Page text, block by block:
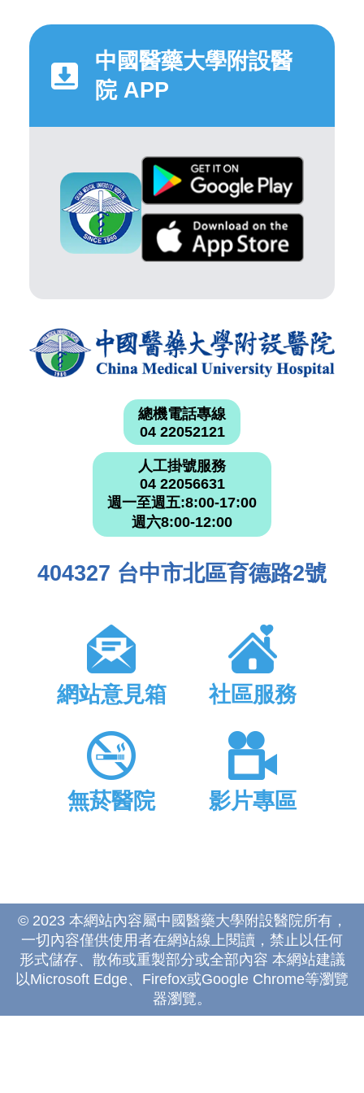
中國醫藥大學附設醫
院 APP
總機電話專線
04 22052121
人工掛號服務
04 22056631
週一至週五:8:00-17:00
週六8:00-12:00
404327 台中市北區育德路2號
網站意見箱 社區服務
無菸醫院 影片專區
© 2023 本網站內容屬中國醫藥大學附設醫院所有，
一切內容僅供使用者在網站線上閱讀，禁止以任何
形式儲存、散佈或重製部分或全部內容 本網站建議
以Microsoft Edge、Firefox或Google Chrome等瀏覽
器瀏覽。